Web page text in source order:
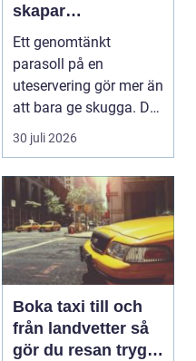
skapar
uteserveringen rätt
känsla året runt
Ett genomtänkt
parasoll på en
uteservering gör mer än
att bara ge skugga. Det
påverkar hur länge
gäs...
30 juli 2026
Boka taxi till och
från landvetter så
gör du resan trygg